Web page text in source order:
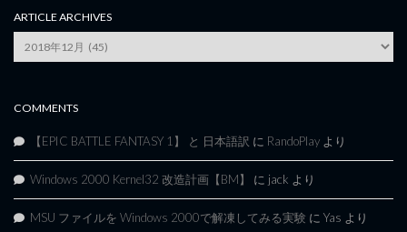
ARTICLE ARCHIVES
Archives
COMMENTS
【EPIC BATTLE FANTASY 1】 と 日本語訳 に RandoPlay より
Windows 2000 Kernel32 改造計画【BM】 に jack より
MSU ファイルを Windows 2000で解凍してみる実験 に Yas より